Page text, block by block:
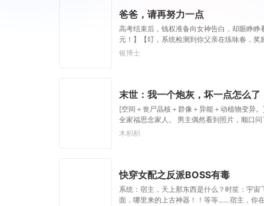
爸爸，请再努力一点
高考结束后，钱权准备向女神告白，却眼睁
元！】【叮，系统检测到你父亲在练咏春，
努力一点，卷娃不如卷自己呀！
银博士
末世：我一个炮灰，坏一点怎么了
[空间＋丧尸晶核＋群像＋异能＋动植物变异
全家福思念家人。 男主偶然看到照片，顺口
木枳枳
快穿女配之反派BOSS有毒
系统：宿主，天上那东西是什么？时笙：宇
面，哪里来的上古神器！！等等……宿主，